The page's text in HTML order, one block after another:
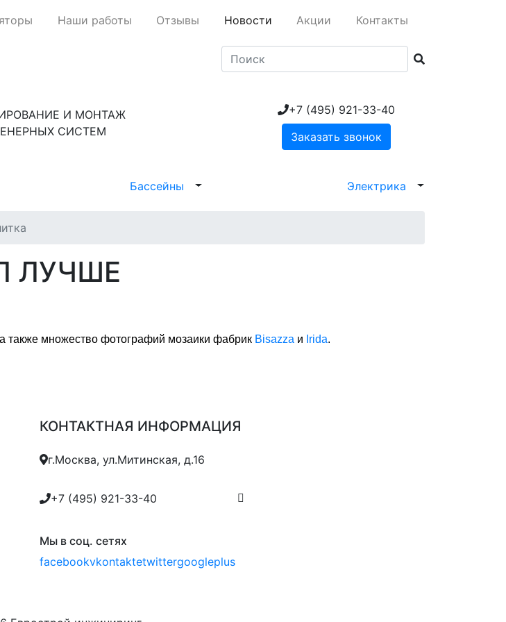
Наши работы Отзывы Новости Акции Контакты
И МОНТАЖ
СИСТЕМ
+7 (495) 921-33-40
Заказать звонок
Бассейны Электрика
ЛУЧШЕ
также множество фотографий мозаики фабрик Bisazza и Irida.
КОНТАКТНАЯ ИНФОРМАЦИЯ
г.Москва, ул.Митинская, д.16
+7 (495) 921-33-40
Мы в соц. сетях
facebookvkontaktetwittergoogleplus